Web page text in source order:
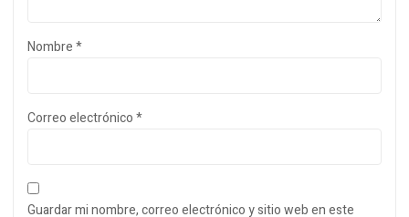
Nombre*
Correo electrónico*
Guardar mi nombre, correo electrónico y sitio web en este